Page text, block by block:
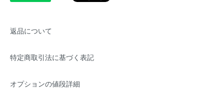
返品について
特定商取引法に基づく表記
オプションの値段詳細